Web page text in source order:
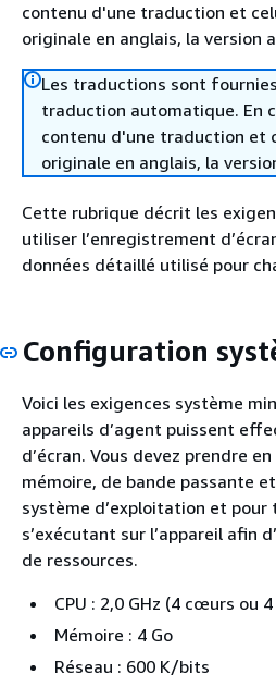
contenu d'une traduction et
originale en anglais, la version
Les traductions sont
traduction automatique. En
contenu d'une traduction et
originale en anglais, la
Cette rubrique décrit les
utiliser l’enregistrement
données détaillé utilisé pour
Configuration
Voici les exigences système
appareils d’agent puissent
d’écran. Vous devez prendre
mémoire, de bande passante
système d’exploitation et
s’exécutant sur l’appareil afin
de ressources.
CPU : 2,0 GHz (4 cœurs ou
Mémoire : 4 Go
Réseau : 600 K/bits